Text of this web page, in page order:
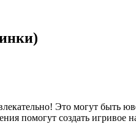
Это могут быть
помогут создать игривое